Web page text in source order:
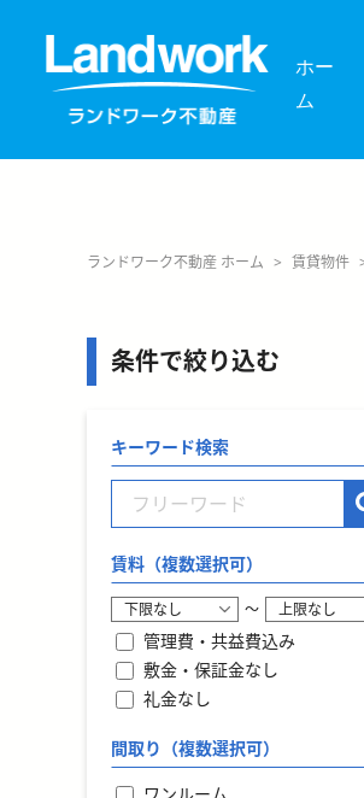
ホー
ム
ランドワーク不動産 ホーム > 賃貸物件
条件で絞り込む
キーワード検索
賃料（複数選択可）
〜
管理費・共益費込み
敷金・保証金なし
礼金なし
間取り（複数選択可）